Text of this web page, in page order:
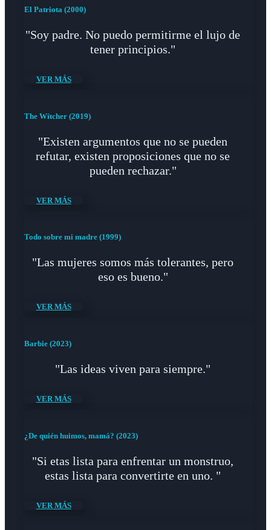
El Patriota (2000)
"Soy padre. No puedo permitirme el lujo de
tener principios."
VER MÁS
The Witcher (2019)
"Existen argumentos que no se pueden
refutar, existen proposiciones que no se
pueden rechazar."
VER MÁS
Todo sobre mi madre (1999)
"Las mujeres somos más tolerantes, pero
eso es bueno."
VER MÁS
Barbie (2023)
"Las ideas viven para siempre."
VER MÁS
¿De quién huimos, mamá? (2023)
"Si etas lista para enfrentar un monstruo,
estas lista para convertirte en uno. "
VER MÁS